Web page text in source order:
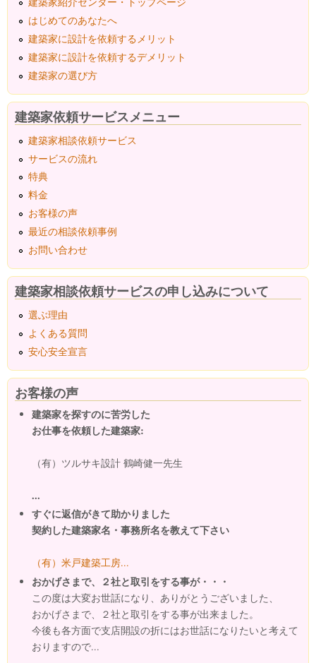
はじめてのあなたへ
建築家に設計を依頼するメリット
建築家に設計を依頼するデメリット
建築家の選び方
建築家依頼サービスメニュー
建築家相談依頼サービス
サービスの流れ
特典
料金
お客様の声
最近の相談依頼事例
お問い合わせ
建築家相談依頼サービスの申し込みについて
選ぶ理由
よくある質問
安心安全宣言
お客様の声
建築家を探すのに苦労した
お仕事を依頼した建築家:
（有）ツルサキ設計 鶴崎健一先生
...
すぐに返信がきて助かりました
契約した建築家名・事務所名を教えて下さい
（有）米戸建築工房...
おかげさまで、２社と取引をする事が・・・
この度は大変お世話になり、ありがとうございました、
おかげさまで、２社と取引をする事が出来ました。
今後も各方面で支店開設の折にはお世話になりたいと考えて
おりますので...